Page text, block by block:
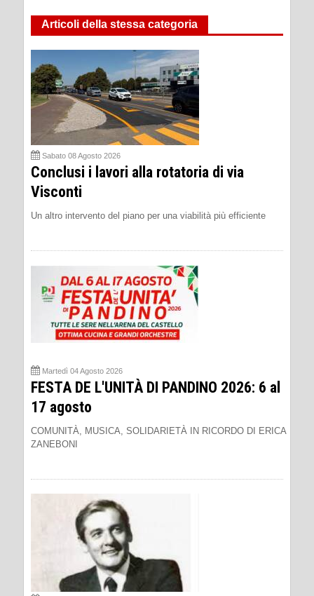
Articoli della stessa categoria
Sabato 08 Agosto 2026
Conclusi i lavori alla rotatoria di via
Visconti
Un altro intervento del piano per una viabilità più efficiente
Martedì 04 Agosto 2026
FESTA DE L'UNITÀ DI PANDINO 2026: 6 al
17 agosto
COMUNITÀ, MUSICA, SOLIDARIETÀ IN RICORDO DI ERICA
ZANEBONI